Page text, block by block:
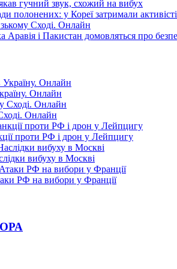
гучний звук, схожий на вибух
полонених: у Кореї затримали
Сході. Онлайн
Аравія і Пакистан домовляться про
Онлайн
Онлайн
проти РФ і дрон у Лейпцигу
вибуху в Москві
РФ на вибори у Франції